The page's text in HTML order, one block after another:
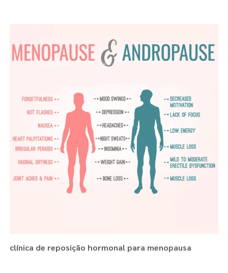
clínica de reposição hormonal para menopausa